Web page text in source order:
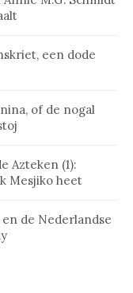
een dode
of de nogal
Azteken (1):
Mesjiko heet
de Nederlandse